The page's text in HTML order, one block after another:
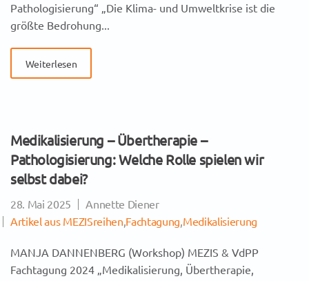
Pathologisierung“ „Die Klima- und Umweltkrise ist die
größte Bedrohung...
Weiterlesen
Medikalisierung – Übertherapie –
Pathologisierung: Welche Rolle spielen wir
selbst dabei?
28. Mai 2025
Annette Diener
Artikel aus MEZISreihen,Fachtagung,Medikalisierung
MANJA DANNENBERG (Workshop) MEZIS & VdPP
Fachtagung 2024 „Medikalisierung, Übertherapie,